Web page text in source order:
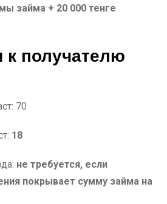
займа + 20 000 тенге
к получателю
70
18
не требуется, если
покрывает сумму займа на